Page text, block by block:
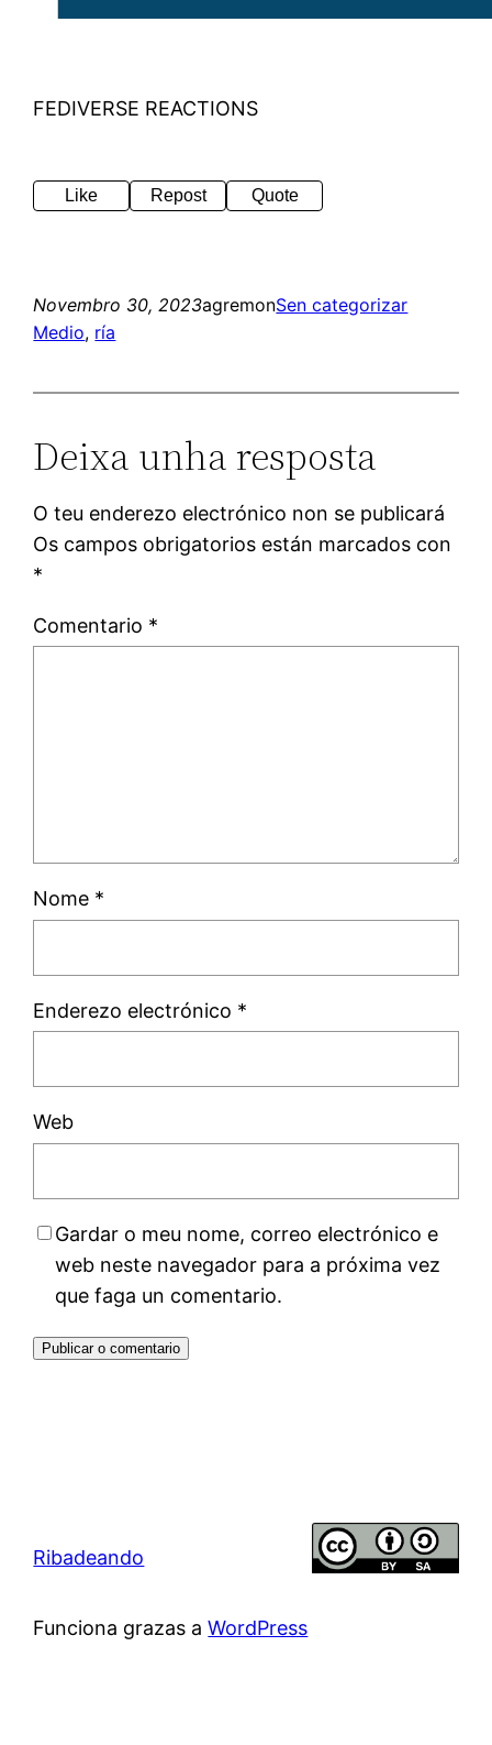
FEDIVERSE REACTIONS
Like Repost Quote
Novembro 30, 2023agremonSen categorizar
Medio, ría
Deixa unha resposta
O teu enderezo electrónico non se publicará
Os campos obrigatorios están marcados con
*
Comentario *
Nome *
Enderezo electrónico *
Web
Gardar o meu nome, correo electrónico e
web neste navegador para a próxima vez
que faga un comentario.
Ribadeando
Funciona grazas aWordPress